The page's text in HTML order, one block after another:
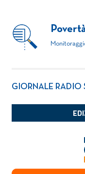
GIORNALE RADIO